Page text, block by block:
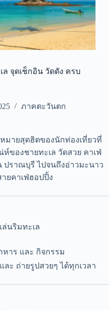
ล จุดเช็กอิน วัดดัง ครบ
ภาคตะวันตก
มายสุดฮิตของนักท่องเที่ยวที่
ของชายทะเล วัดสวย คาเฟ่
ราณบุรี ไปจนถึงอ่าวมะนาว
ยคาเฟ่ฮอปปิ้ง
ล่นริมทะเล
าร และ กิจกรรม
ะ ถ่ายรูปสวยๆ ได้ทุกเวลา